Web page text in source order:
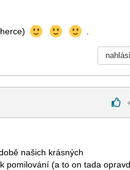
našich krásných
pomilování (a to on tada